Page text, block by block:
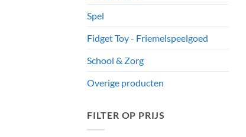
Spel
Fidget Toy - Friemelspeelgoed
School & Zorg
Overige producten
FILTER OP PRIJS